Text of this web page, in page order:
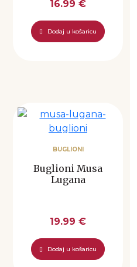
16.99 €
Dodaj u košaricu
BUGLIONI
Buglioni Musa
Lugana
19.99 €
Dodaj u košaricu